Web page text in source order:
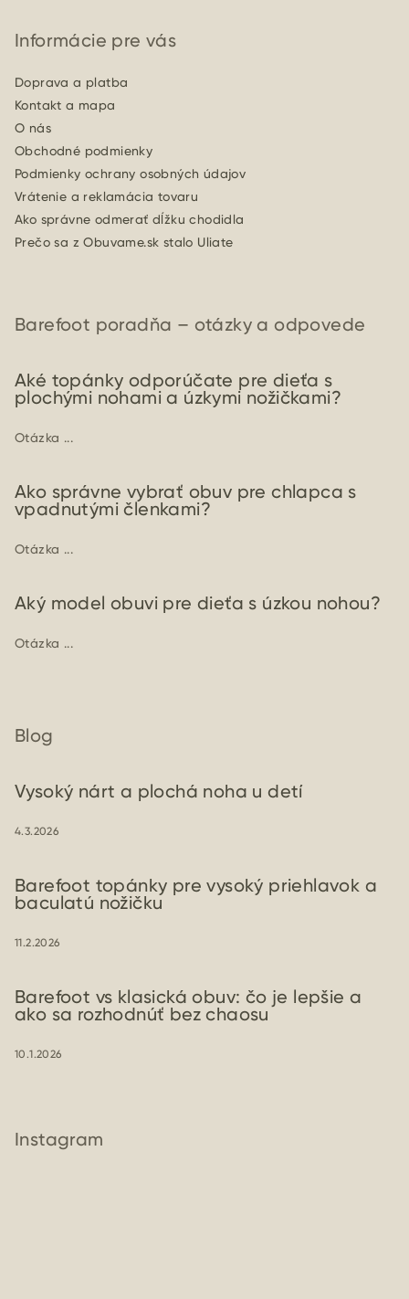
Informácie pre vás
Doprava a platba
Kontakt a mapa
O nás
Obchodné podmienky
Podmienky ochrany osobných údajov
Vrátenie a reklamácia tovaru
Ako správne odmerať dĺžku chodidla
Prečo sa z Obuvame.sk stalo Uliate
Barefoot poradňa – otázky a odpovede
Aké topánky odporúčate pre dieťa s
plochými nohami a úzkymi nožičkami?
Otázka ...
Ako správne vybrať obuv pre chlapca s
vpadnutými členkami?
Otázka ...
Aký model obuvi pre dieťa s úzkou nohou?
Otázka ...
Blog
Vysoký nárt a plochá noha u detí
4.3.2026
Barefoot topánky pre vysoký priehlavok a
baculatú nožičku
11.2.2026
Barefoot vs klasická obuv: čo je lepšie a
ako sa rozhodnúť bez chaosu
10.1.2026
Instagram